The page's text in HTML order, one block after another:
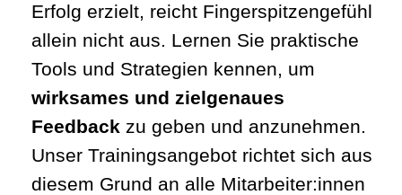
Erfolg erzielt, reicht Fingerspitzengefühl
allein nicht aus. Lernen Sie praktische
Tools und Strategien kennen, um
wirksames und zielgenaues
Feedback zu geben und anzunehmen.
Unser Trainingsangebot richtet sich aus
diesem Grund an alle Mitarbeiter:innen